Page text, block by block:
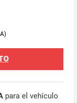
para el vehículo